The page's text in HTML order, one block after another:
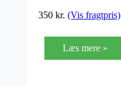
350 kr. (Vis fragtpris)
Læs mere »